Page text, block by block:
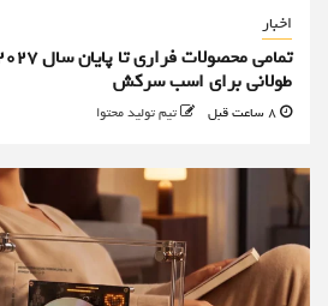
اخبار
طولانی برای اسب سرکش
تیم تولید محتوا